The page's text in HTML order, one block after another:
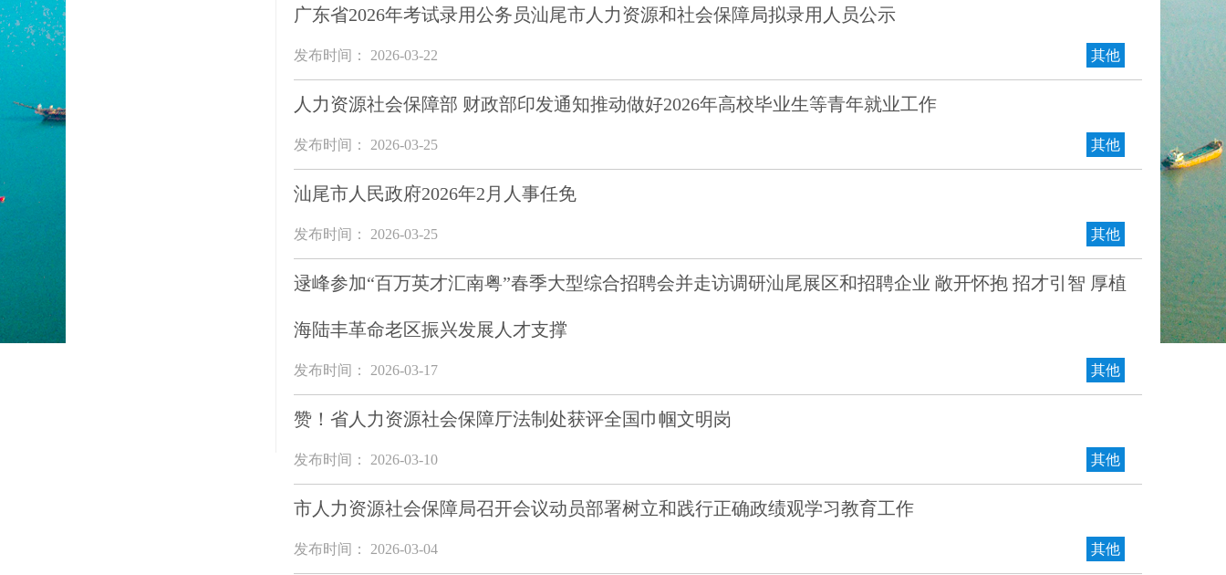
广东省2026年考试录用公务员汕尾市人力资源和社会保障局拟录用人员公示
发布时间： 2026-03-22 其他
人力资源社会保障部 财政部印发通知推动做好2026年高校毕业生等青年就业工作
发布时间： 2026-03-25 其他
汕尾市人民政府2026年2月人事任免
发布时间： 2026-03-25 其他
逯峰参加“百万英才汇南粤”春季大型综合招聘会并走访调研汕尾展区和招聘企业 敞开怀抱 招才引智 厚植
海陆丰革命老区振兴发展人才支撑
发布时间： 2026-03-17 其他
赞！省人力资源社会保障厅法制处获评全国巾帼文明岗
发布时间： 2026-03-10 其他
市人力资源社会保障局召开会议动员部署树立和践行正确政绩观学习教育工作
发布时间： 2026-03-04 其他